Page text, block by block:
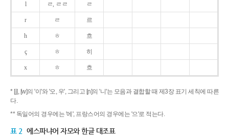
l ㄹ, ㄹㄹ ㄹ
r ㄹ 르
h ㅎ 흐
ç ㅎ 히
x ㅎ 흐
* [j], [w]의 '이'와 '오, 우', 그리고 [ɲ]의 '니'는 모음과 결합할 때 제3장 표기 세칙에 따른
다.
** 독일어의 경우에는 '에', 프랑스어의 경우에는 '으'로 적는다.
표 2 에스파냐어 자모와 한글 대조표